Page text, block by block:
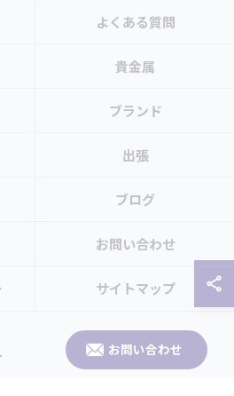
お問い合わせ
よくある質問
貴金属
ブランド
出張
ブログ
お問い合わせ
サイトマップ
なら買取大吉 生駒北大和店 ALL RIGHTS